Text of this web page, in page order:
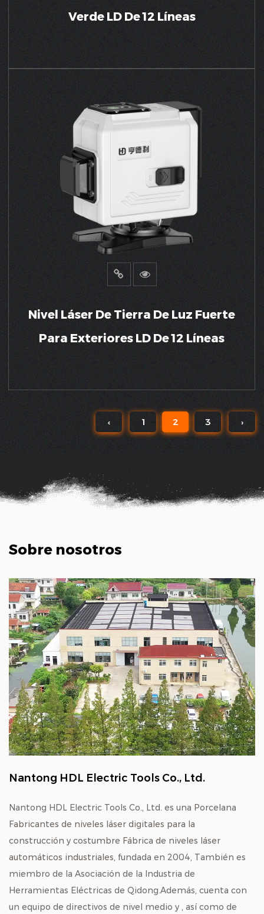
Verde LD De 12 Líneas
VER MÁS
Nivel Láser De Tierra De Luz Fuerte
Para Exteriores LD De 12 Líneas
VER MÁS
‹ 1 2 3 ›
Sobre nosotros
Nantong HDL Electric Tools Co., Ltd.
Nantong HDL Electric Tools Co., Ltd. es una Porcelana
Fabricantes de niveles láser digitales para la
construcción y costumbre Fábrica de niveles láser
automáticos industriales, fundada en 2004, También es
miembro de la Asociación de la Industria de
Herramientas Eléctricas de Qidong.Además, cuenta con
un equipo de directivos de nivel medio y , así como de